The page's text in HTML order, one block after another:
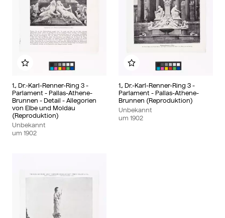
1., Dr.-Karl-Renner-Ring 3 -
Parlament - Pallas-Athene-
Brunnen - Detail - Allegorien
von Elbe und Moldau
(Reproduktion)
Unbekannt
um 1902
Zu meinem Album hinzufügen
1., Dr.-Karl-Renner-Ring 3 -
Parlament - Pallas-Athene-
Brunnen (Reproduktion)
Unbekannt
um 1902
Zu meinem Album